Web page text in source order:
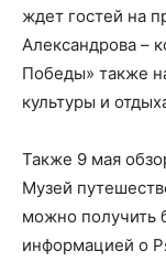
ждет гостей на
Александрова –
Победы» также
культуры и
Также 9 мая
Музей
можно получить
информацией о